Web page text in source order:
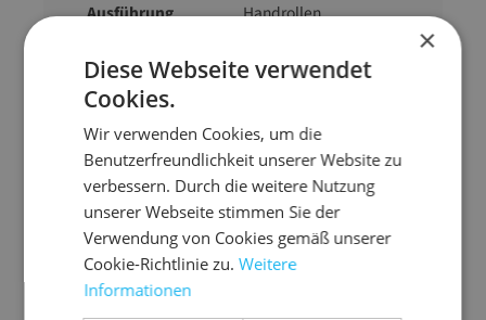
Ausführung
Handrollen
Stärke µm
17
Gurtmaß
Gewicht
2109 g
×
Diese Webseite verwendet
Cookies.
Wir verwenden Cookies, um die
Benutzerfreundlichkeit unserer Website zu
verbessern. Durch die weitere Nutzung
unserer Webseite stimmen Sie der
Verwendung von Cookies gemäß unserer
Cookie-Richtlinie zu.Weitere
Informationen